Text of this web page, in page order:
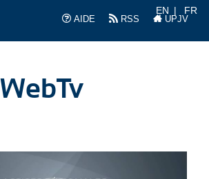
AIDE
RSS UPJV
EN FR
WebTv